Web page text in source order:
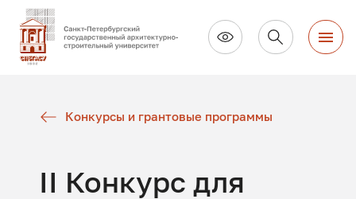
Конкурсы и грантовые программы
II Конкурс для